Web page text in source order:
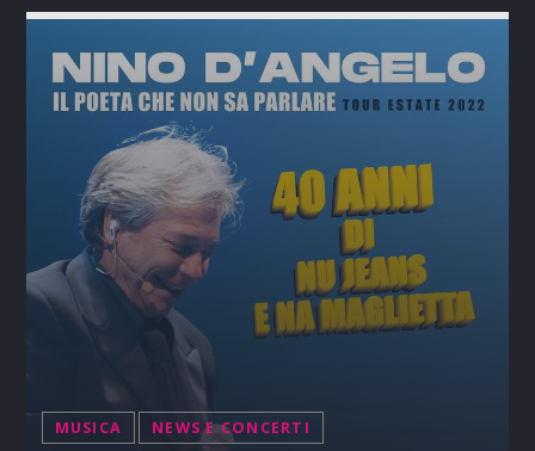
MUSICA NEWS E CONCERTI